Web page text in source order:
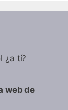
¿a tí?
web de